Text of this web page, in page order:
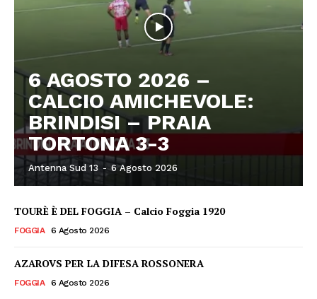
6 AGOSTO 2026 –
CALCIO AMICHEVOLE:
BRINDISI – PRAIA
TORTONA 3-3
Antenna Sud 13 - 6 Agosto 2026
TOURÈ È DEL FOGGIA – Calcio Foggia 1920
FOGGIA 6 Agosto 2026
AZAROVS PER LA DIFESA ROSSONERA
FOGGIA 6 Agosto 2026